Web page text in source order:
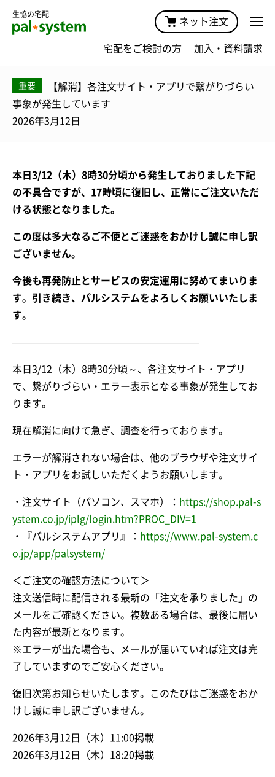
生協の宅配
ネット注文
宅配をご検討の方 加入・資料請求
重要
【解消】各注文サイト・アプリで繋がりづらい
事象が発生しています
2026年3月12日
本日3/12（木）8時30分頃から発生しておりました下記
の不具合ですが、17時頃に復旧し、正常にご注文いただ
ける状態となりました。
この度は多大なるご不便とご迷惑をおかけし誠に申し訳
ございません。
今後も再発防止とサービスの安定運用に努めてまいりま
す。引き続き、パルシステムをよろしくお願いいたしま
す。
———————————————————
本日3/12（木）8時30分頃～、各注文サイト・アプリ
で、繋がりづらい・エラー表示となる事象が発生してお
ります。
現在解消に向けて急ぎ、調査を行っております。
エラーが解消されない場合は、他のブラウザや注文サイ
ト・アプリをお試しいただくようお願いします。
・注文サイト（パソコン、スマホ）：
https://shop.pal-s
ystem.co.jp/iplg/login.htm?PROC_DIV=1
・『パルシステムアプリ』：
https://www.pal-system.c
o.jp/app/palsystem/
＜ご注文の確認方法について＞
注文送信時に配信される最新の「注文を承りました」の
メールをご確認ください。複数ある場合は、最後に届い
た内容が最新となります。
※エラーが出た場合も、メールが届いていれば注文は完
了していますのでご安心ください。
復旧次第お知らせいたします。このたびはご迷惑をおか
けし誠に申し訳ございません。
2026年3月12日（木）11:00掲載
2026年3月12日（木）18:20掲載